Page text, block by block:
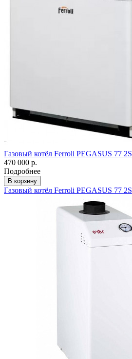
Газовый котёл Ferroli PEGASUS 77 2S
470 000 р.
Подробнее
В корзину
Газовый котёл Ferroli PEGASUS 77 2S